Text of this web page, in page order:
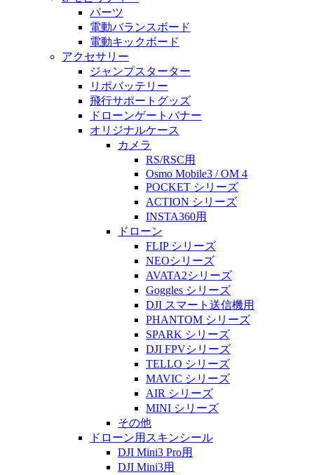
パーツ
電動バランスボード
電動キックボード
アクセサリー
ジャンプスターター
リポバッテリー
飛行サポートグッズ
ドローンゲートバナー
オリジナルケース
カメラ
RS/RSC用
Osmo Mobile3 / OM 4
POCKET シリーズ
ACTION シリーズ
INSTA360用
ドローン
FLIP シリーズ
NEOシリーズ
AVATA2シリーズ
Goggles シリーズ
DJI スマート送信機用
PHANTOM シリーズ
SPARK シリーズ
DJI FPVシリーズ
TELLO シリーズ
MAVIC シリーズ
AIR シリーズ
MINI シリーズ
その他
ドローン用スキンシール
DJI Mini3 Pro用
DJI Mini3用